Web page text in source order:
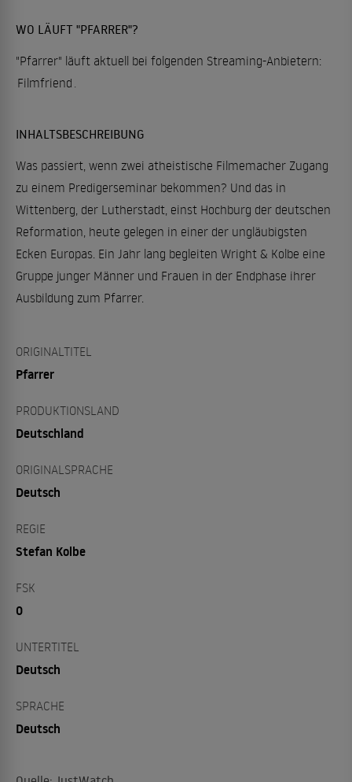
WO LÄUFT "PFARRER"?
"Pfarrer" läuft aktuell bei folgenden Streaming-Anbietern:
Filmfriend
INHALTSBESCHREIBUNG
Was passiert, wenn zwei atheistische Filmemacher Zugang
zu einem Predigerseminar bekommen? Und das in
Wittenberg, der Lutherstadt, einst Hochburg der deutschen
Reformation, heute gelegen in einer der ungläubigsten
Ecken Europas. Ein Jahr lang begleiten Wright & Kolbe eine
Gruppe junger Männer und Frauen in der Endphase ihrer
Ausbildung zum Pfarrer.
ORIGINALTITEL
Pfarrer
PRODUKTIONSLAND
Deutschland
ORIGINALSPRACHE
Deutsch
REGIE
Stefan Kolbe
FSK
0
UNTERTITEL
Deutsch
SPRACHE
Deutsch